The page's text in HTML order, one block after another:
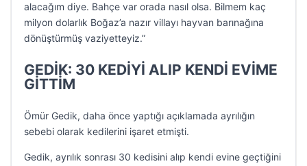
alacağım diye. Bahçe var orada nasıl olsa. Bilmem kaç
milyon dolarlık Boğaz’a nazır villayı hayvan barınağına
dönüştürmüş vaziyetteyiz.”
GEDİK: 30 KEDİYİ ALIP KENDİ EVİME
GİTTİM
Ömür Gedik, daha önce yaptığı açıklamada ayrılığın
sebebi olarak kedilerini işaret etmişti.
Gedik, ayrılık sonrası 30 kedisini alıp kendi evine geçtiğini